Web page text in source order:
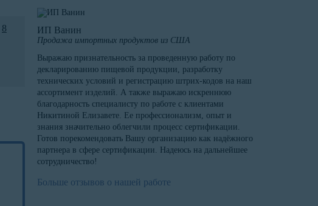
8
ИП Ванин
Продажа импортных продуктов из США
Выражаю признательность за проведенную работу по
декларированию пищевой продукции, разработку
технических условий и регистрацию штрих-кодов на наш
ассортимент изделий. А также выражаю искреннюю
благодарность специалисту по работе с клиентами
Никитиной Елизавете. Ее профессионализм, опыт и
знания значительно облегчили процесс сертификации.
Готов порекомендовать Вашу организацию как надёжного
партнера в сфере сертификации. Надеюсь на дальнейшее
сотрудничество!
Больше отзывов о нашей работе